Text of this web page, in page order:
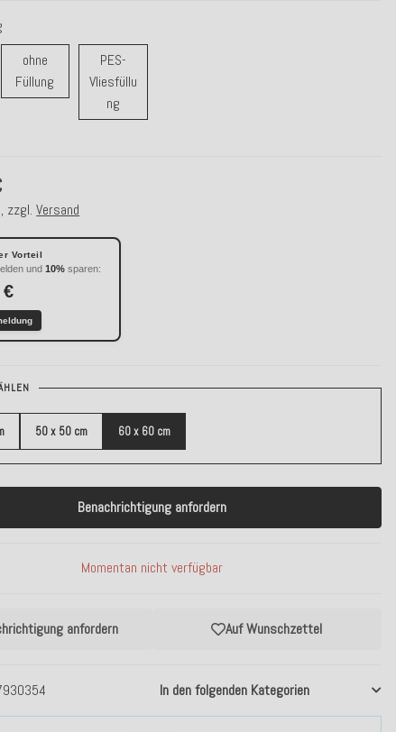
In den folgenden Kategorien
ohne
Füllung ohne Füllung
PES-
Vliesfüllu
ngPES-Vliesfüllung
, zzgl.Versand
Vorteil
und10% sparen:
€
anfordern Auf Wunschzettel
50 x 50 cm 60 x 60 cm
Benachrichtigung anfordern
Momentan nicht verfügbar